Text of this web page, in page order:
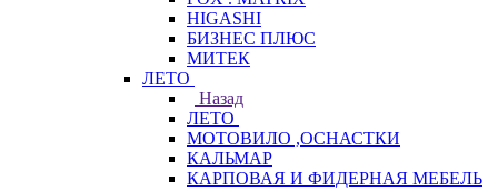
HIGASHI
БИЗНЕС ПЛЮС
МИТЕК
ЛЕТО
Назад
ЛЕТО
МОТОВИЛО ,ОСНАСТКИ
КАЛЬМАР
КАРПОВАЯ И ФИДЕРНАЯ МЕБЕЛЬ